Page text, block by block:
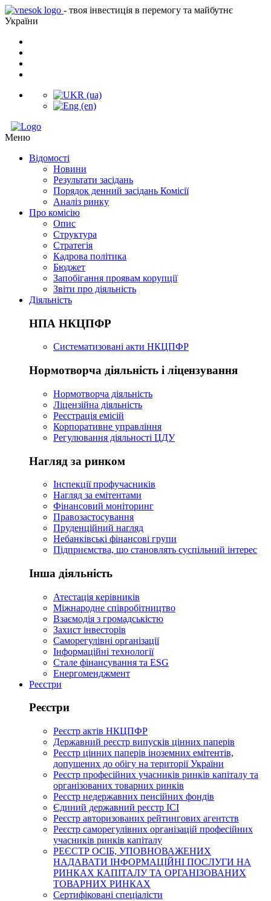
- твоя інвестиція в перемогу та майбутнє
України
Меню
Відомості
Новини
Результати засідань
Порядок денний засідань Комісії
Аналіз ринку
Про комісію
Опис
Структура
Стратегія
Кадрова політика
Бюджет
Запобігання проявам корупції
Звіти про діяльність
Діяльність
НПА НКЦПФР
Систематизовані акти НКЦПФР
Нормотворча діяльність і ліцензування
Нормотворча діяльність
Ліцензійна діяльність
Реєстрація емісій
Корпоративне управління
Регулювання діяльності ЦДУ
Нагляд за ринком
Інспекції профучасників
Нагляд за емітентами
Фінансовий моніторинг
Правозастосування
Пруденційний нагляд
Небанківські фінансові групи
Підприємства, що становлять суспільний інтерес
Інша діяльність
Атестація керівників
Міжнародне співробітництво
Взаємодія з громадськістю
Захист інвесторів
Саморегулівні організації
Інформаційні технології
Стале фінансування та ESG
Енергоменджмент
Реєстри
Реєстри
Реєстр актів НКЦПФР
Державний реєстр випусків цінних паперів
Реєстр цінних паперів іноземних емітентів,
допущених до обігу на території України
Реєстр професійних учасників ринків капіталу та
організованих товарних ринків
Реєстр недержавних пенсійних фондів
Єдиний державний реєстр ІСІ
Реєстр авторизованих рейтингових агентств
Реєстр саморегулівних організацій професійних
учасників ринків капіталу
РЕЄСТР ОСІБ, УПОВНОВАЖЕНИХ
НАДАВАТИ ІНФОРМАЦІЙНІ ПОСЛУГИ НА
РИНКАХ КАПІТАЛУ ТА ОРГАНІЗОВАНИХ
ТОВАРНИХ РИНКАХ
Сертифіковані спеціалісти